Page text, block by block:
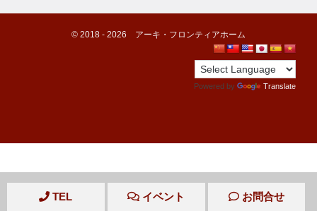
©️ 2018 - 2026 アーキ・フロンティアホーム
Powered by Translate
TEL イベント お問合せ